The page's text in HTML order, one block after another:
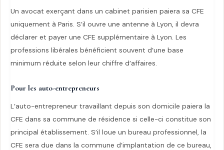
Un avocat exerçant dans un cabinet parisien paiera sa CFE
uniquement à Paris. S’il ouvre une antenne à Lyon, il devra
déclarer et payer une CFE supplémentaire à Lyon. Les
professions libérales bénéficient souvent d’une base
minimum réduite selon leur chiffre d’affaires.
Pour les auto-entrepreneurs
L’auto-entrepreneur travaillant depuis son domicile paiera la
CFE dans sa commune de résidence si celle-ci constitue son
principal établissement. S’il loue un bureau professionnel, la
CFE sera due dans la commune d’implantation de ce bureau,